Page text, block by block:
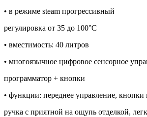
• в режиме steam прогрессивный
регулировка от 35 до 100°C
• вместимость: 40 литров
• многоязычное цифровое сенсорное
программатор + кнопки
• функции: переднее управление, кнопки
ручка с приятной на ощупь отделкой,